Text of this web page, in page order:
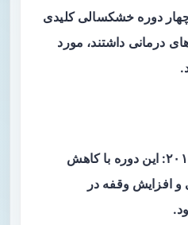
دوره خشکسالی کلیدی
درمانی داشتند، مورد
: این دوره با کاهش
افزایش وقفه در